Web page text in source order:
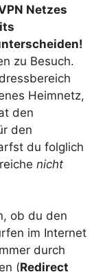
Netzes
zu Besuch.
Heimnetz,
den
den
du folglich
nicht
ob du den
im Internet
durch
(Redirect